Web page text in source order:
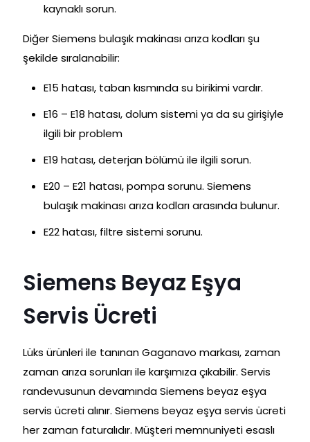
kaynaklı sorun.
Diğer Siemens bulaşık makinası arıza kodları şu
şekilde sıralanabilir:
E15 hatası, taban kısmında su birikimi vardır.
E16 – E18 hatası, dolum sistemi ya da su girişiyle
ilgili bir problem
E19 hatası, deterjan bölümü ile ilgili sorun.
E20 – E21 hatası, pompa sorunu. Siemens
bulaşık makinası arıza kodları arasında bulunur.
E22 hatası, filtre sistemi sorunu.
Siemens Beyaz Eşya
Servis Ücreti
Lüks ürünleri ile tanınan Gaganavo markası, zaman
zaman arıza sorunları ile karşımıza çıkabilir. Servis
randevusunun devamında Siemens beyaz eşya
servis ücreti alınır. Siemens beyaz eşya servis ücreti
her zaman faturalıdır. Müşteri memnuniyeti esaslı